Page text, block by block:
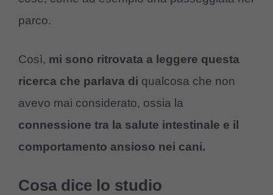
parco.
Così, mi sono ritrovata a leggere questa
ricerca che parlava di qualcosa che non
avevo mai considerato, ossia la
connessione tra la salute intestinale e il
comportamento ansioso nei cani.
Cosa dice lo studio